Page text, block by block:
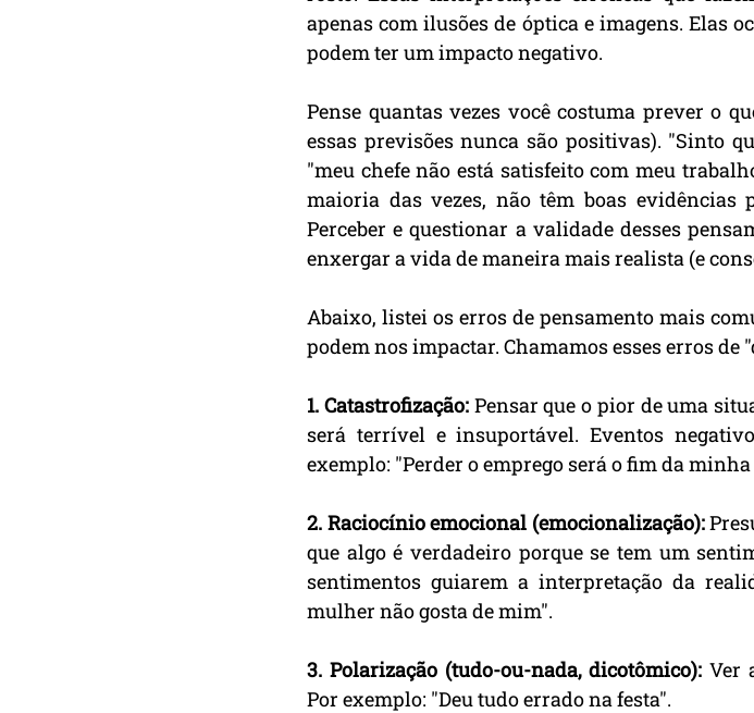
apenas com ilusões de óptica e imagens. Elas
podem ter um impacto negativo.
Pense quantas vezes você costuma prever o
essas previsões nunca são positivas). "Sinto
"meu chefe não está satisfeito com meu
maioria das vezes, não têm boas evidências
Perceber e questionar a validade desses
enxergar a vida de maneira mais realista (e
Abaixo, listei os erros de pensamento mais
podem nos impactar. Chamamos esses erros de
1. Catastrofização: Pensar que o pior de uma
será terrível e insuportável. Eventos
exemplo: "Perder o emprego será o fim da
2. Raciocínio emocional (emocionalização):
que algo é verdadeiro porque se tem um
sentimentos guiarem a interpretação da
mulher não gosta de mim".
3. Polarização (tudo-ou-nada, dicotômico): Ver
Por exemplo: "Deu tudo errado na festa".